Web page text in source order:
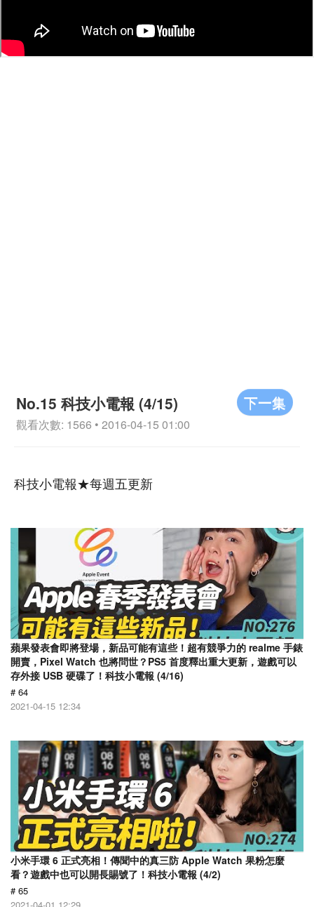
下一集
No.15 科技小電報 (4/15)
觀看次數: 1566 • 2016-04-15 01:00
科技小電報★每週五更新
蘋果發表會即將登場，新品可能有這些！超有競爭力的 realme 手錶
開賣，Pixel Watch 也將問世？PS5 首度釋出重大更新，遊戲可以
存外接 USB 硬碟了！科技小電報 (4/16)
# 64
2021-04-15 12:34
小米手環 6 正式亮相！傳聞中的真三防 Apple Watch 果粉怎麼
看？遊戲中也可以開長賜號了！科技小電報 (4/2)
# 65